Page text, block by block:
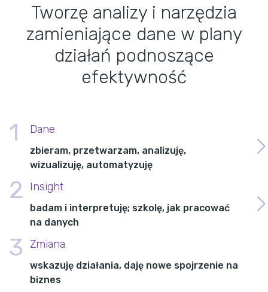
Tworzę analizy i narzędzia
zamieniające dane w plany
działań podnoszące
efektywność
1 Dane
zbieram, przetwarzam, analizuję,
wizualizuję, automatyzuję
2 Insight
badam i interpretuję; szkolę, jak pracować
na danych
3 Zmiana
wskazuję działania, daję nowe spojrzenie na
biznes